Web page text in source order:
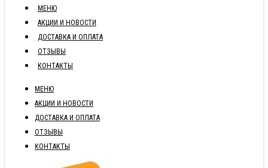
МЕНЮ
АКЦИИ И НОВОСТИ
ДОСТАВКА И ОПЛАТА
ОТЗЫВЫ
КОНТАКТЫ
МЕНЮ
АКЦИИ И НОВОСТИ
ДОСТАВКА И ОПЛАТА
ОТЗЫВЫ
КОНТАКТЫ